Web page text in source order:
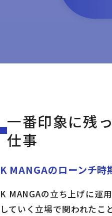
一番印象に残
仕事
K MANGAのローンチ時
K MANGAの立ち上げに運
していく立場で関われたこ